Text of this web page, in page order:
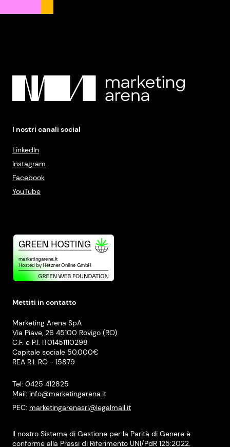
I nostri canali social
LinkedIn
Instagram
Facebook
YouTube
Mettiti in contatto
Marketing Arena SpA
Via Piave, 26 45100 Rovigo (RO)
C.F. e P.I. IT01451110298
Capitale sociale 50.000€
REA R.I. RO - 15879
Tel: 0425 412825
Mail: info@marketingarena.it
PEC: marketingarenasrl@legalmail.it
Il nostro Sistema di Gestione per la Parità di Genere è
conforme alla Prassi di Riferimento UNI/PdR 125:2022.